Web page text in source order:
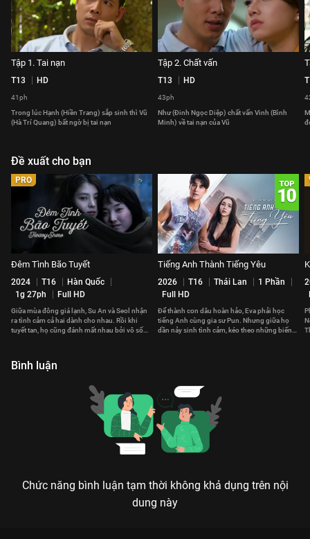
Tập 1. Tai nạn
T13 HD
41ph
Trong lúc Hạnh (Hiền Trang) sắp sinh thì Vũ
(Hà Trí Quang) bất ngờ bị tai nạn
Tập 2. Chất vấn
T13 HD
43ph
Như (Đinh Ngọc Diệp) chất vấn Vinh (Bình
Minh) về tai nạn của Vũ
Đề xuất cho bạn
PRO
Đêm Tình Bão Tuyết
2024 T16
Hàn Quốc
1g 27ph
Full HD
Giữa mùa đông giá lạnh, Su An và Seol nhận
ra tình cảm cả hai dành cho nhau. Rồi khi
tuyết tan, họ cũng đánh mất nhau bởi vô số
Tiếng Anh Thành Tiếng Yêu
2026 T16 Thái Lan
1 Phần
Full HD
Để thành con dâu hoàn hảo, Eva phải học
tiếng Anh cùng gia sư Pun. Nhưng giữa họ
dần nảy sinh tình cảm, kéo theo những biến
Bình luận
Chức năng bình luận tạm thời không khả dụng trên nội
dung này